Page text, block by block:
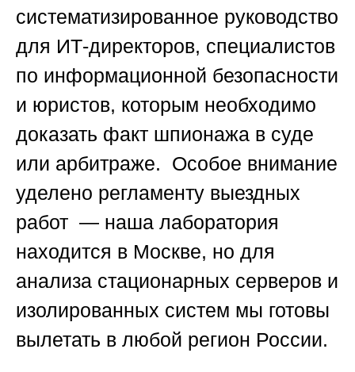
систематизированное руководство
для ИТ-директоров, специалистов
по информационной безопасности
и юристов, которым необходимо
доказать факт шпионажа в суде
или арбитраже. Особое внимание
уделено регламенту выездных
работ — наша лаборатория
находится в Москве, но для
анализа стационарных серверов и
изолированных систем мы готовы
вылетать в любой регион России.